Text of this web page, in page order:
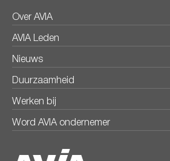
Over AVIA
AVIA Leden
Nieuws
Duurzaamheid
Werken bij
Word AVIA ondernemer